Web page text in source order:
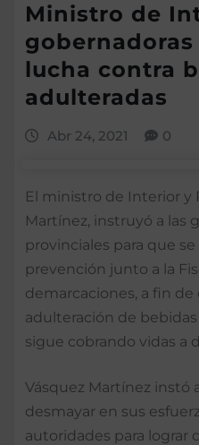
Ministro de
gobernadoras
lucha contra
adulteradas
Abr 24, 2021 0
El ministro de Interior y
Martínez, instruyó a las
provinciales para que
prevención junto a la
demarcaciones, a fin
adulteración de
sigue cobrando vidas a
Vásquez Martínez instó
desmayar en sus
autoridades para lograr